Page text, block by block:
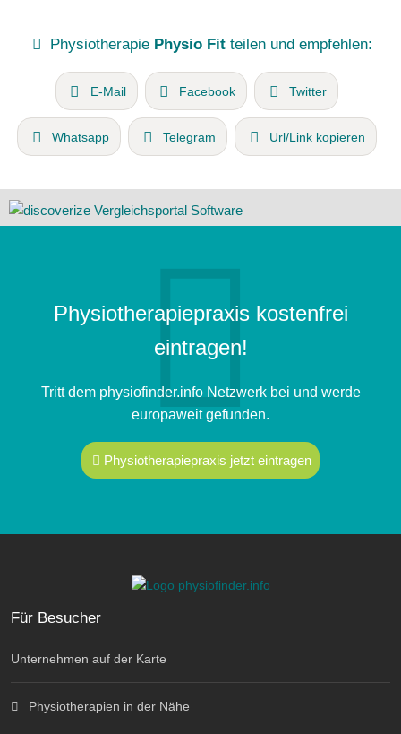
Physiotherapie Physio Fitteilen und empfehlen:
E-Mail Facebook Twitter
Whatsapp Telegram Url/Link kopieren
Physiotherapiepraxis kostenfrei
eintragen!
Tritt dem physiofinder.info Netzwerk bei und werde
europaweit gefunden.
Physiotherapiepraxis jetzt eintragen
Für Besucher
Unternehmen auf der Karte
Physiotherapien in der Nähe